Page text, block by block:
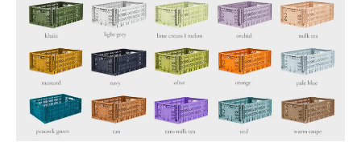
AY-KASA | Aufbewahrung
AÃRK COLLECTIVE | Uhren
Aufschnitt Berlin
DON FISHER | Fischtaschen